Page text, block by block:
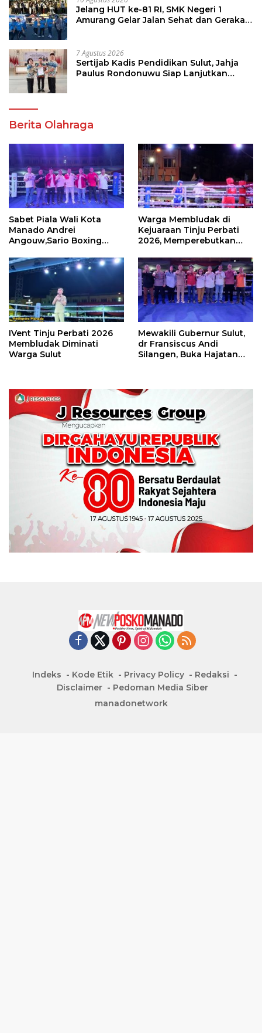
Jelang HUT ke-81 RI, SMK Negeri 1
Amurang Gelar Jalan Sehat dan Gerakan
7 Agustus 2026
Sertijab Kadis Pendidikan Sulut, Jahja
Paulus Rondonuwu Siap Lanjutkan
Berita Olahraga
Sabet Piala Wali Kota
Manado Andrei
Angouw,Sario Boxing
Perbati 2026
Warga Membludak di
Kejuaraan Tinju Perbati
2026, Memperebutkan
IVent Tinju Perbati 2026
Membludak Diminati
Warga Sulut
Mewakili Gubernur Sulut,
dr Fransiscus Andi
Silangen, Buka Hajatan
Indeks Kode Etik Privacy Policy
Redaksi
Disclaimer
Pedoman Media Siber
manadonetwork